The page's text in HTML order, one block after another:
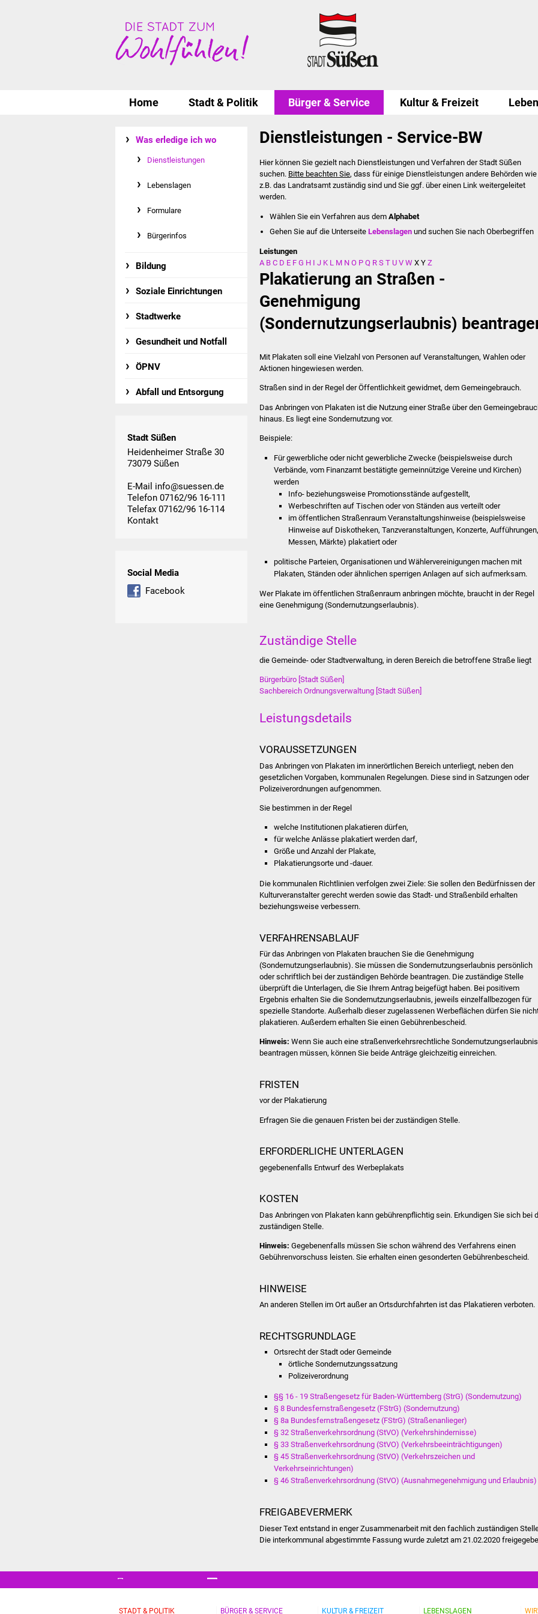
Home Stadt & Politik Bürger & Service Kultur & Freizeit
Was erledige ich wo
Dienstleistungen
Lebenslagen
Formulare
Bürgerinfos
Bildung
Soziale Einrichtungen
Stadtwerke
Gesundheit und Notfall
ÖPNV
Abfall und Entsorgung
Stadt Süßen
Heidenheimer Straße 30
73079 Süßen
E-Mail info@suessen.de
Telefon 07162/96 16-111
Telefax 07162/96 16-114
Kontakt
Social Media
Facebook
Dienstleistungen - Service-BW
Hier können Sie gezielt nach Dienstleistungen und Verfahren der Stadt Süßen
suchen. Bitte beachten Sie, dass für einige Dienstleistungen andere Behörden wie
z.B. das Landratsamt zuständig sind und Sie ggf. über einen Link weitergeleitet
werden.
Wählen Sie ein Verfahren aus dem Alphabet
Gehen Sie auf die UnterseiteLebenslagen und suchen Sie nach Oberbegriffen
Leistungen
A B C D E F G H I J K L M N O P Q R S T U V W X Y Z
Plakatierung an Straßen -
Genehmigung
(Sondernutzungserlaubnis)
Mit Plakaten soll eine Vielzahl von Personen auf Veranstaltungen, Wahlen oder
Aktionen hingewiesen werden.
Straßen sind in der Regel der Öffentlichkeit gewidmet, dem Gemeingebrauch.
Das Anbringen von Plakaten ist die Nutzung einer Straße über den
hinaus. Es liegt eine Sondernutzung vor.
Beispiele:
Für gewerbliche oder nicht gewerbliche Zwecke (beispielsweise durch
Verbände, vom Finanzamt bestätigte gemeinnützige Vereine und Kirchen)
werden
Info- beziehungsweise Promotionsstände aufgestellt,
Werbeschriften auf Tischen oder von Ständen aus verteilt oder
im öffentlichen Straßenraum Veranstaltungshinweise (beispielsweise
Hinweise auf Diskotheken, Tanzveranstaltungen, Konzerte,
Messen, Märkte) plakatiert oder
politische Parteien, Organisationen und Wählervereinigungen machen mit
Plakaten, Ständen oder ähnlichen sperrigen Anlagen auf sich aufmerksam.
Wer Plakate im öffentlichen Straßenraum anbringen möchte, braucht in der Regel
eine Genehmigung (Sondernutzungserlaubnis).
Zuständige Stelle
die Gemeinde- oder Stadtverwaltung, in deren Bereich die betroffene Straße liegt
Bürgerbüro [Stadt Süßen]
Sachbereich Ordnungsverwaltung [Stadt Süßen]
Leistungsdetails
VORAUSSETZUNGEN
Das Anbringen von Plakaten im innerörtlichen Bereich unterliegt, neben den
gesetzlichen Vorgaben, kommunalen Regelungen. Diese sind in Satzungen oder
Polizeiverordnungen aufgenommen.
Sie bestimmen in der Regel
welche Institutionen plakatieren dürfen,
für welche Anlässe plakatiert werden darf,
Größe und Anzahl der Plakate,
Plakatierungsorte und -dauer.
Die kommunalen Richtlinien verfolgen zwei Ziele: Sie sollen den Bedürfnissen der
Kulturveranstalter gerecht werden sowie das Stadt- und Straßenbild erhalten
beziehungsweise verbessern.
VERFAHRENSABLAUF
Für das Anbringen von Plakaten brauchen Sie die Genehmigung
(Sondernutzungserlaubnis). Sie müssen die Sondernutzungserlaubnis persönlich
oder schriftlich bei der zuständigen Behörde beantragen. Die zuständige Stelle
überprüft die Unterlagen, die Sie Ihrem Antrag beigefügt haben. Bei positivem
Ergebnis erhalten Sie die Sondernutzungserlaubnis, jeweils einzelfallbezogen für
spezielle Standorte. Außerhalb dieser zugelassenen Werbeflächen dürfen Sie
plakatieren. Außerdem erhalten Sie einen Gebührenbescheid.
Hinweis: Wenn Sie auch eine straßenverkehrsrechtliche Sondernutzungserlaubnis
beantragen müssen, können Sie beide Anträge gleichzeitig einreichen.
FRISTEN
vor der Plakatierung
Erfragen Sie die genauen Fristen bei der zuständigen Stelle.
ERFORDERLICHE UNTERLAGEN
gegebenenfalls Entwurf des Werbeplakats
KOSTEN
Das Anbringen von Plakaten kann gebührenpflichtig sein. Erkundigen Sie sich bei
zuständigen Stelle.
Hinweis: Gegebenenfalls müssen Sie schon während des Verfahrens einen
Gebührenvorschuss leisten. Sie erhalten einen gesonderten Gebührenbescheid.
HINWEISE
An anderen Stellen im Ort außer an Ortsdurchfahrten ist das Plakatieren verboten.
RECHTSGRUNDLAGE
Ortsrecht der Stadt oder Gemeinde
örtliche Sondernutzungssatzung
Polizeiverordnung
§§ 16 - 19 Straßengesetz für Baden-Württemberg (StrG) (Sondernutzung)
§ 8 Bundesfernstraßengesetz (FStrG) (Sondernutzung)
§ 8a Bundesfernstraßengesetz (FStrG) (Straßenanlieger)
§ 32 Straßenverkehrsordnung (StVO) (Verkehrshindernisse)
§ 33 Straßenverkehrsordnung (StVO) (Verkehrsbeeinträchtigungen)
§ 45 Straßenverkehrsordnung (StVO) (Verkehrszeichen und
Verkehrseinrichtungen)
§ 46 Straßenverkehrsordnung (StVO) (Ausnahmegenehmigung und Erlaubnis)
FREIGABEVERMERK
Dieser Text entstand in enger Zusammenarbeit mit den fachlich zuständigen
Die interkommunal abgestimmte Fassung wurde zuletzt am 21.02.2020
STADT & POLITIK BÜRGER & SERVICE KULTUR & FREIZEIT LEBENSLAGEN